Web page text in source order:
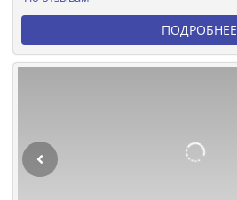
ПОДРОБНЕЕ